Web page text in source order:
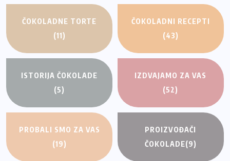
ČOKOLADNE TORTE
(11)
ČOKOLADNI RECEPTI
(43)
ISTORIJA ČOKOLADE
(5)
IZDVAJAMO ZA VAS
(52)
PROBALI SMO ZA VAS
(19)
PROIZVOĐAČI
ČOKOLADE(9)